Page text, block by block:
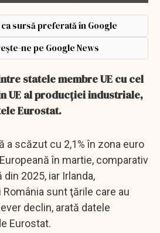
sursă preferată în Google
ne pe Google News
statele membre UE cu cel
UE al producţiei industriale,
Eurostat.
a scăzut cu 2,1% în zona euro
în martie, comparativ
2025, iar Irlanda,
România sunt ţările care au
declin, arată datele
Eurostat.